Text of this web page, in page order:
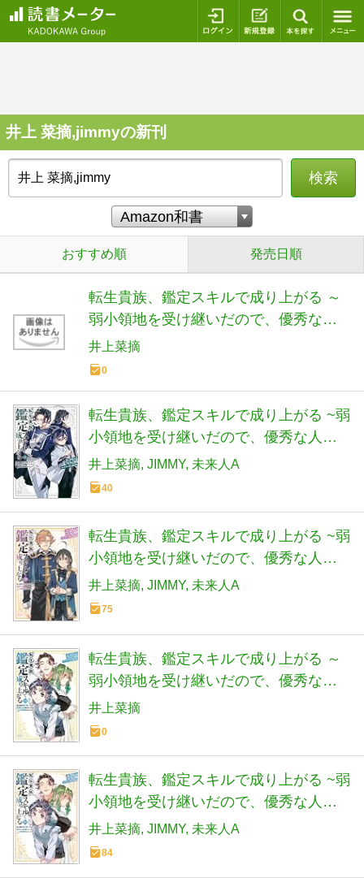
ログイン 新規登録
井上 菜摘,jimmyの新刊
検索
おすすめ順 発売日順
転生貴族、鑑定スキルで成り上がる ～
弱小領地を受け継いだので、優秀な人
材を増やしていたら、最強領地になっ
てた～ コミック 1-20巻セット (講談社)
井上菜摘
0
転生貴族、鑑定スキルで成り上がる ~弱
小領地を受け継いだので、優秀な人材
を増やしていたら、最強領地になって
た~(21) (KCデラックス)
井上菜摘 JIMMY 未来人A
40
転生貴族、鑑定スキルで成り上がる ~弱
小領地を受け継いだので、優秀な人材
を増やしていたら、最強領地になって
た~(20) (KCデラックス)
井上菜摘 JIMMY 未来人A
75
転生貴族、鑑定スキルで成り上がる ～
弱小領地を受け継いだので、優秀な人
材を増やしていたら、最強領地になっ
てた～ コミック 新品 1-19巻セッ
井上菜摘
0
転生貴族、鑑定スキルで成り上がる ~弱
小領地を受け継いだので、優秀な人材
を増やしていたら、最強領地になって
た~(19) (KCデラックス)
井上菜摘 JIMMY 未来人A
84